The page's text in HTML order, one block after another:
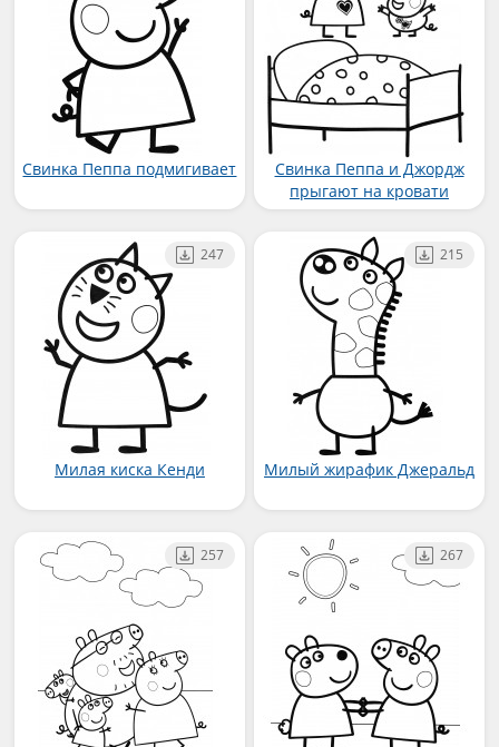
Свинка Пеппа подмигивает
Свинка Пеппа и Джордж
прыгают на кровати
Милая киска Кенди
247
Милый жирафик Джеральд
215
257 267